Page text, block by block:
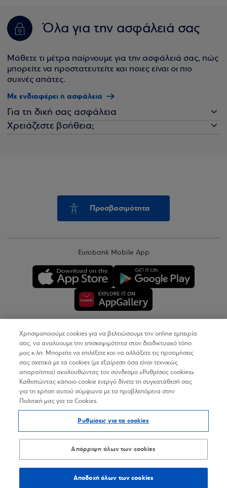
Όλα για την ασφάλειά σας
Μάθετε τι μέτρα παίρνουμε για την ασφάλειά σας, πώς
μπορείτε να προστατευτείτε και ποιες είναι οι πιο
συχνές απάτες.
Με ενδιαφέρει η ασφάλεια
Για τη δική σας ασφάλεια
Χρειάζεστε βοήθεια;
Προσβασιμότητα
Eurobank Mobile App
Copyright © 2026
Όροι Χρήσης
Προσωπικά Δεδομένα στον Διαδικτυακό Τόπο
Δήλωση Προσβασιμότητας
Sitemap
Χρησιμοποιούμε cookies για να βελτιώσουμε την online εμπειρία
σας, να αναλύουμε την επισκεψιμότητα στον διαδικτυακό τόπο
μας κ.λπ. Μπορείτε να επιλέξετε και να αλλάξετε τις προτιμήσεις
σας σχετικά με τα cookies (με εξαίρεση όσα είναι τεχνικώς
απαραίτητα) ακολουθώντας τον σύνδεσμο «Ρυθμίσεις cookies».
Καθιστώντας κάποιο cookie ενεργό δίνετε τη συγκατάθεσή σας
για τη χρήση αυτού σύμφωνα με τα προβλεπόμενα στην
Πολιτική μας για τα Cookies.
Ρυθμίσεις για τα cookies
Απόρριψη όλων των cookies
Αποδοχή όλων των cookies